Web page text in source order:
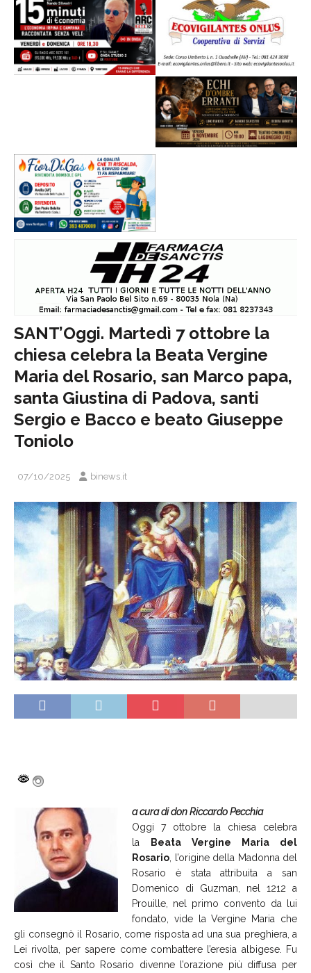
SANT’Oggi. Martedì 7 ottobre la
chiesa celebra la Beata Vergine
Maria del Rosario, san Marco papa,
santa Giustina di Padova, santi
Sergio e Bacco e beato Giuseppe
Toniolo
07/10/2025 binews.it
a cura di don Riccardo Pecchia
Oggi 7 ottobre la chiesa celebra
la
Beata Vergine Maria del
Rosario , l’origine della Madonna del
Rosario è stata attribuita a san
Domenico di Guzman, nel 1212 a
Prouille, nel primo convento da lui
fondato, vide la Vergine Maria che
gli consegnò il Rosario, come risposta ad una sua preghiera, a
Lei rivolta, per sapere come combattere l’eresia albigese. Fu
così che il Santo Rosario divenne l’orazione più diffusa per